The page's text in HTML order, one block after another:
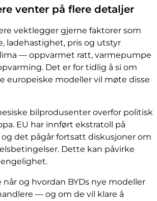
venter på flere detaljer
vektlegger gjerne faktorer som
ladehastighet, pris og utstyr
— oppvarmet ratt, varmepumpe
Det er for tidlig å si om
europeiske modeller vil møte disse
bilprodusenter overfor politisk
EU har innført ekstratoll på
og det pågår fortsatt diskusjoner om
Dette kan påvirke
når og hvordan BYDs nye modeller
— og om de vil klare å